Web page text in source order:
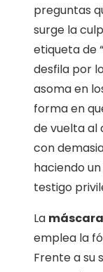
preguntas
surge la
etiqueta de
desfila por
asoma en
forma en
de vuelta al
con
haciendo
testigo
La máscara
emplea la
Frente a su